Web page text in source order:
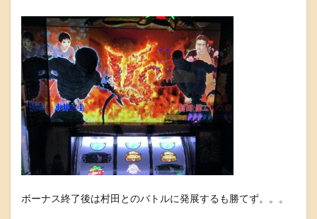
ボーナス終了後は村田とのバトルに発展するも勝てず。。。